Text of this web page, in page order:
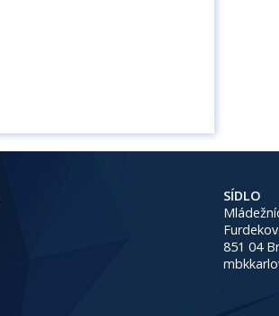
SÍDLO
851 04